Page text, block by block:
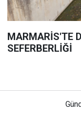
MARMARİS'TE
SEFERBERLİĞİ